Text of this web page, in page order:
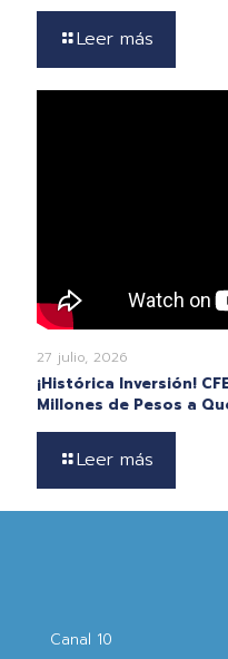
Leer más
27 julio, 2026
¡Histórica Inversión!
Millones de Pesos a
Leer más
Canal 10